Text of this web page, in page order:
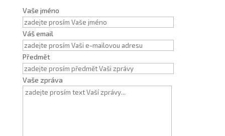
Vaše jméno
Váš email
Předmět
Vaše zpráva